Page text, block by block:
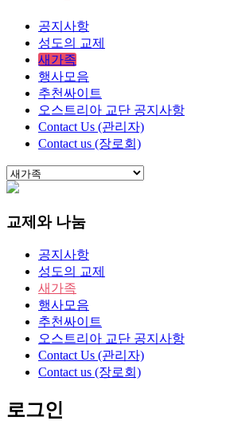
공지사항
성도의 교제
새가족
행사모음
추천싸이트
오스트리아 교단 공지사항
Contact Us (관리자)
Contact us (장로회)
교제와 나눔
공지사항
성도의 교제
새가족
행사모음
추천싸이트
오스트리아 교단 공지사항
Contact Us (관리자)
Contact us (장로회)
로그인